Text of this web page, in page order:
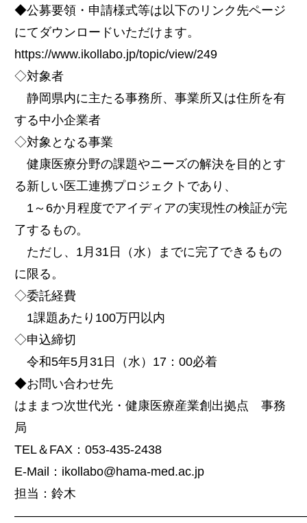
◆公募要領・申請様式等は以下のリンク先ページ
にてダウンロードいただけます。
https://www.ikollabo.jp/topic/view/249
◇対象者
静岡県内に主たる事務所、事業所又は住所を有
する中小企業者
◇対象となる事業
健康医療分野の課題やニーズの解決を目的とす
る新しい医工連携プロジェクトであり、
1～6か月程度でアイディアの実現性の検証が完
了するもの。
ただし、1月31日（水）までに完了できるもの
に限る。
◇委託経費
1課題あたり100万円以内
◇申込締切
令和5年5月31日（水）17：00必着
◆お問い合わせ先
はままつ次世代光・健康医療産業創出拠点 事務
局
TEL＆FAX：053-435-2438
E-Mail：ikollabo@hama-med.ac.jp
担当：鈴木